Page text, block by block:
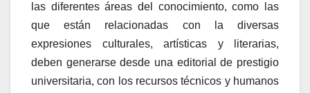
las diferentes áreas del conocimiento, como las
que están relacionadas con la diversas
expresiones culturales, artísticas y literarias,
deben generarse desde una editorial de prestigio
universitaria, con los recursos técnicos y humanos